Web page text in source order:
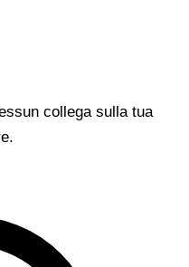
collega sulla tua